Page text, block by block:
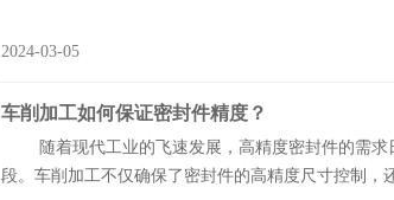
2024-03-05
车削加工如何保证密封件精度？
随着现代工业的飞速发展，高精度密封件的需求
段。车削加工不仅确保了密封件的高精度尺寸控制